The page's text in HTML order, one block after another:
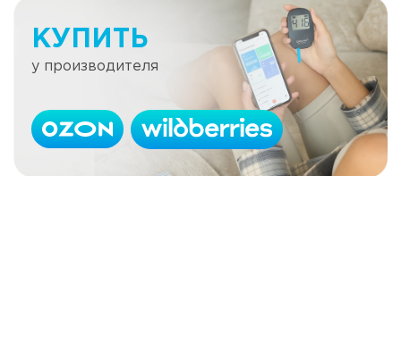
КУПИТЬ
у производителя